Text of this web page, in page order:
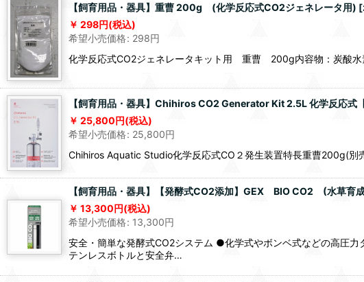
【飼育用品・器具】重曹 200g (化学反応式CO2ジェネレータ用) [
298円(税込)
希望小売価格: 298円
化学反応式CO2ジェネレータキット用 重曹 200g内容物：炭酸水
【飼育用品・器具】Chihiros CO2 Generator Kit 2.5L 化学反応式
25,800円(税込)
希望小売価格: 25,800円
Chihiros Aquatic Studio化学反応式CO２発生装置特長重曹200g(
【飼育用品・器具】【発酵式CO2添加】GEX BIO CO2 (水草育
13,300円(税込)
希望小売価格: 13,300円
安全・簡単な発酵式CO2システム ●化学式やボンベ式などの高圧
テンレスボトルと安全弁…